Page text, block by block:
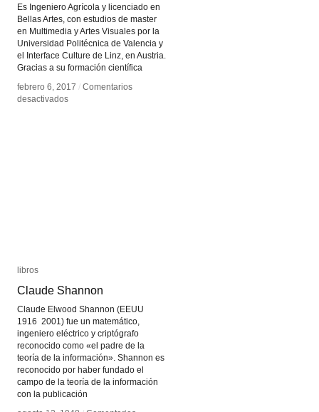
Es Ingeniero Agrícola y licenciado en
Bellas Artes, con estudios de master
en Multimedia y Artes Visuales por la
Universidad Politécnica de Valencia y
el Interface Culture de Linz, en Austria.
Gracias a su formación científica
febrero 6, 2017 / Comentarios
desactivadosen
febrero 6, 2017 / Comentarios
desactivadosen
libros
Claude Shannon
Claude Elwood Shannon (EEUU
1916 2001) fue un matemático,
ingeniero eléctrico y criptógrafo
reconocido como «el padre de la
teoría de la información». Shannon es
reconocido por haber fundado el
campo de la teoría de la información
con la publicación
libros
Claude Shannon